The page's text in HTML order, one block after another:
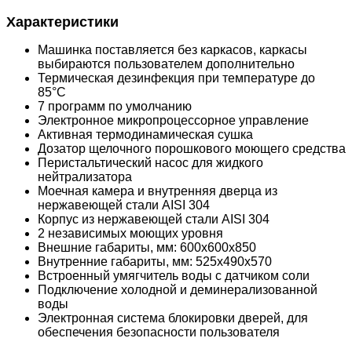
Характеристики
Машинка поставляется без каркасов, каркасы
выбираются пользователем дополнительно
Термическая дезинфекция при температуре до
85°C
7 программ по умолчанию
Электронное микропроцессорное управление
Активная термодинамическая сушка
Дозатор щелочного порошкового моющего средства
Перистальтический насос для жидкого
нейтрализатора
Моечная камера и внутренняя дверца из
нержавеющей стали AISI 304
Корпус из нержавеющей стали AISI 304
2 независимых моющих уровня
Внешние габариты, мм: 600х600х850
Внутренние габариты, мм: 525х490х570
Встроенный умягчитель воды с датчиком соли
Подключение холодной и деминерализованной
воды
Электронная система блокировки дверей, для
обеспечения безопасности пользователя